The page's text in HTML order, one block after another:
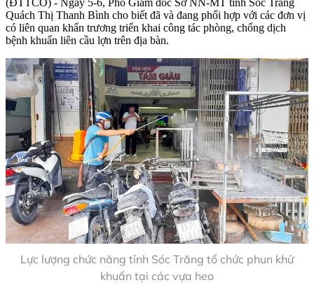
Quách Thị Thanh Bình cho biết đã và đang phối hợp với các đơn vị
có liên quan khẩn trương triển khai công tác phòng, chống dịch
bệnh khuẩn liên cầu lợn trên địa bàn.
Lực lượng chức năng tỉnh Sóc Trăng tổ chức phun khử
khuẩn tại các vựa heo